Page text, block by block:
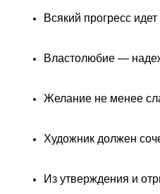
Всякий прогресс
Властолюбие —
Желание не менее
Художник должен
Из утверждения и